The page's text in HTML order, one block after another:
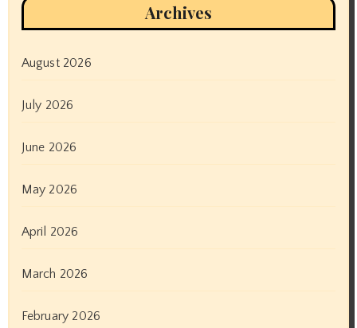
Archives
August 2026
July 2026
June 2026
May 2026
April 2026
March 2026
February 2026